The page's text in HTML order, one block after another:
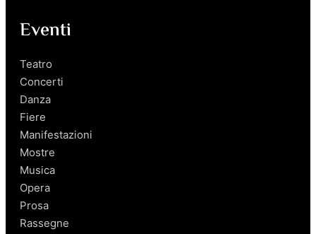
Eventi
Teatro
Concerti
Danza
Fiere
Manifestazioni
Mostre
Musica
Opera
Prosa
Rassegne